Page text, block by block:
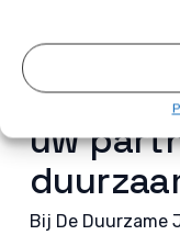
uw woning in
toekomst.
De
uw
Bij De Duurzame